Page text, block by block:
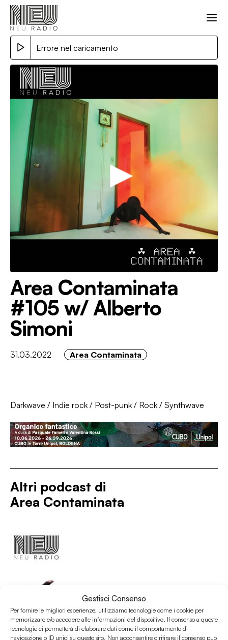
Gestisci Consenso
Per fornire le migliori esperienze, utilizziamo tecnologie come i cookie per
memorizzare e/o accedere alle informazioni del dispositivo. Il consenso a queste
tecnologie ci permetterà di elaborare dati come il comportamento di
navigazione o ID unici su questo sito. Non acconsentire o ritirare il consenso può
Errore nel caricamento
Area Contaminata
#105 w/ Alberto
Simoni
31.03.2022 Area Contaminata
Darkwave / Indie rock / Post-punk / Rock / Synthwave
Altri podcast di
Area Contaminata